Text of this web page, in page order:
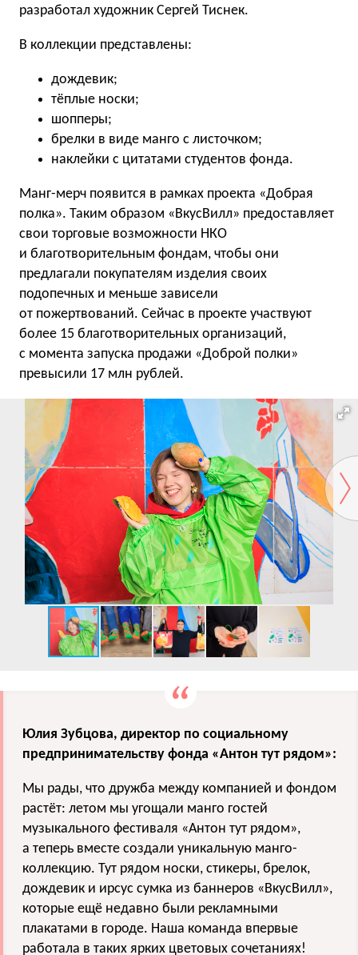
разработал художник Сергей Тиснек.
В коллекции представлены:
дождевик;
тёплые носки;
шопперы;
брелки в виде манго с листочком;
наклейки с цитатами студентов фонда.
Манг-мерч появится в рамках проекта «Добрая
полка». Таким образом «ВкусВилл» предоставляет
свои торговые возможности НКО
и благотворительным фондам, чтобы они
предлагали покупателям изделия своих
подопечных и меньше зависели
от пожертвований. Сейчас в проекте участвуют
более 15 благотворительных организаций,
с момента запуска продажи «Доброй полки»
превысили 17 млн рублей.
Юлия Зубцова, директор по социальному
предпринимательству фонда «Антон тут рядом»:
Мы рады, что дружба между компанией и фондом
растёт: летом мы угощали манго гостей
музыкального фестиваля «Антон тут рядом»,
а теперь вместе создали уникальную манго-
коллекцию. Тут рядом носки, стикеры, брелок,
дождевик и ирсус сумка из баннеров «ВкусВилл»,
которые ещё недавно были рекламными
плакатами в городе. Наша команда впервые
работала в таких ярких цветовых сочетаниях!